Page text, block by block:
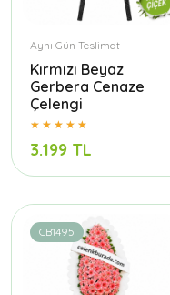
Aynı Gün Teslimat
Kırmızı Beyaz
Gerbera Cenaze
Çelengi
3.199 TL
CB1495